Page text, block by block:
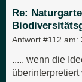
Re:
Antwort #112 am:
..... wenn die
überinterpretiert